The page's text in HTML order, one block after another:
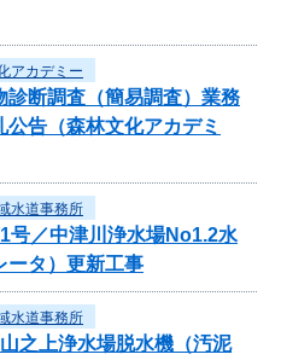
アカデミー
診断調査（簡易調査）業務
告（森林文化アカデミ
水道事務所
号／中津川浄水場No1.2水
ータ）更新工事
水道事務所
之上浄水場脱水機（汚泥